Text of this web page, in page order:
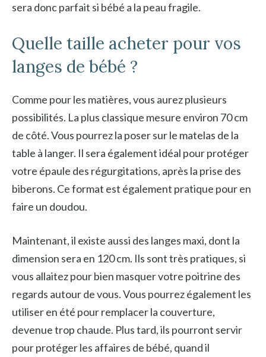
sera donc parfait si bébé a la peau fragile.
Quelle taille acheter pour vos
langes de bébé ?
Comme pour les matières, vous aurez plusieurs
possibilités. La plus classique mesure environ 70 cm
de côté. Vous pourrez la poser sur le matelas de la
table à langer. Il sera également idéal pour protéger
votre épaule des régurgitations, après la prise des
biberons. Ce format est également pratique pour en
faire un doudou.
Maintenant, il existe aussi des langes maxi, dont la
dimension sera en 120 cm. Ils sont très pratiques, si
vous allaitez pour bien masquer votre poitrine des
regards autour de vous. Vous pourrez également les
utiliser en été pour remplacer la couverture,
devenue trop chaude. Plus tard, ils pourront servir
pour protéger les affaires de bébé, quand il